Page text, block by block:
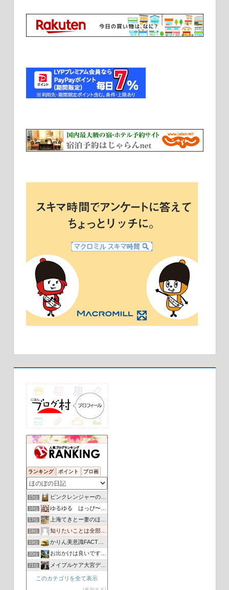
ランキング ポイント ブロ画
11位 仄香と自然の言葉達
13位 sy0k0ra and jyujyu and AI
14位 かずあきの生き方不器用な そんな男の日常☆
15位 ピンクレンジャーのまめつぶ
16位 ゆるゆる はっぴ〜ライフ
17位 上海てきとー妻のほんわかブログ
18位 知りたいことは全部教えてあげる
19位 かりん美意識FACTORY
20位 お出かけは良いですよ！
21位 メイプルケア大宮デイサービス
22位 まめしば紅
あっきーの自由で変なブログ
このカテゴリを全て表示